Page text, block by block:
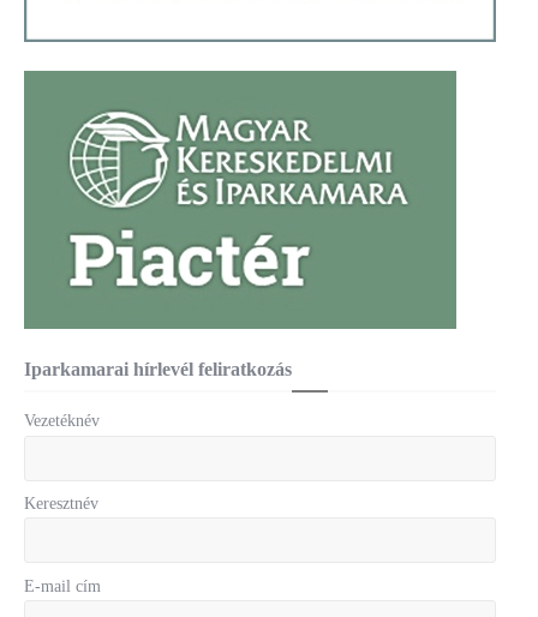
Iparkamarai hírlevél feliratkozás
Vezetéknév
Keresztnév
E-mail cím